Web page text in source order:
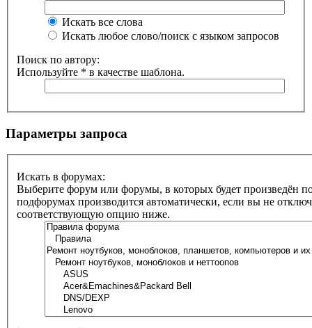
Искать все слова
Искать любое слово/поиск с языком запросов
Поиск по автору:
Используйте * в качестве шаблона.
Параметры запроса
Искать в форумах:
Выберите форум или форумы, в которых будет произведён
подфорумах производится автоматически, если вы не
соответствующую опцию ниже.